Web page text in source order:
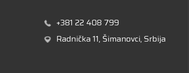
+381 22 408 799
Radnička 11, Šimanovci, Srbija